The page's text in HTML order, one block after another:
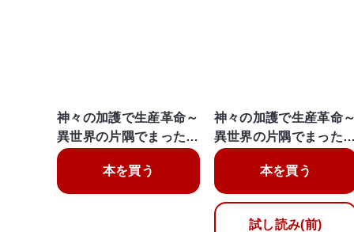
神々の加護で生産革命～
異世界の片隅でまった…
本を買う
神々の加護で生産革命
異世界の片隅でまった
本を買う
試し読み(前)